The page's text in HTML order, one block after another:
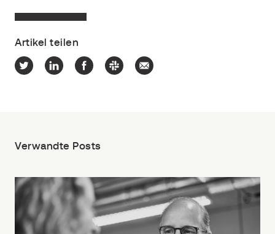
Artikel teilen
Verwandte Posts